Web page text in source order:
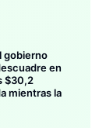
gobierno
en
$30,2
mientras la